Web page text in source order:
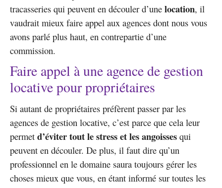
tracasseries qui peuvent en découler d’une location, il
vaudrait mieux faire appel aux agences dont nous vous
avons parlé plus haut, en contrepartie d’une
commission.
Faire appel à une agence de gestion
locative pour propriétaires
Si autant de propriétaires préfèrent passer par les
agences de gestion locative, c’est parce que cela leur
permet d’éviter tout le stress et les angoisses qui
peuvent en découler. De plus, il faut dire qu’un
professionnel en le domaine saura toujours gérer les
choses mieux que vous, en étant informé sur toutes les